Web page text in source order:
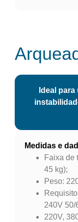
Ideal
Medidas e
Faixa de
45 kg);
Peso:
240V 50/
220V,